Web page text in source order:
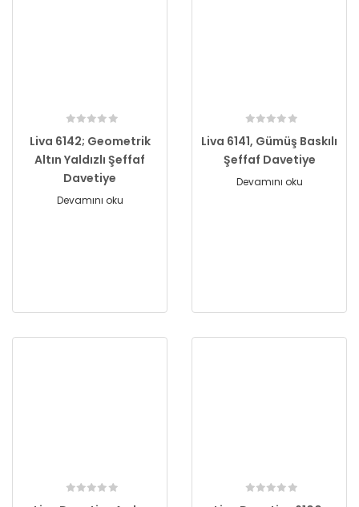
Liva 6142; Geometrik
Altın Yaldızlı Şeffaf
Davetiye
Devamını oku
Liva 6141, Gümüş Baskılı
Şeffaf Davetiye
Devamını oku